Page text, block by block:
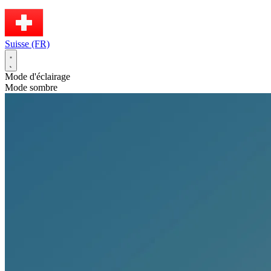
Suisse (FR)
Mode d'éclairage
Mode sombre